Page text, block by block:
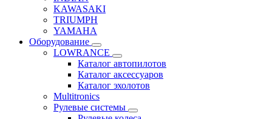
KAWASAKI
TRIUMPH
YAMAHA
Оборудование
LOWRANCE
Каталог автопилотов
Каталог аксессуаров
Каталог эхолотов
Multitronics
Рулевые системы